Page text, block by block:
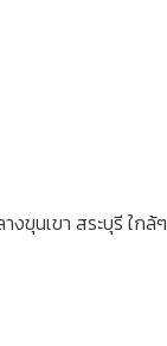
ขุนเขา สระบุรี ใก